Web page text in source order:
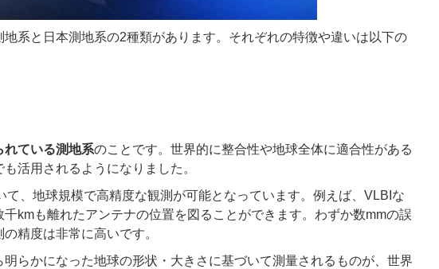
系と日本測地系の2種類があります。それぞれの特徴や違いは以下の
れている測地系のことです。世界的に整合性や地球全体に適合性がある
活用されるようになりました。
て、地球規模で高精度な観測が可能となっています。例えば、VLBIな
kmも離れたアンテナの位置を図ることができます。わずか数mmの誤
精度は非常に高いです。
らかになった地球の形状・大きさに基づいて測量されるものが、世界